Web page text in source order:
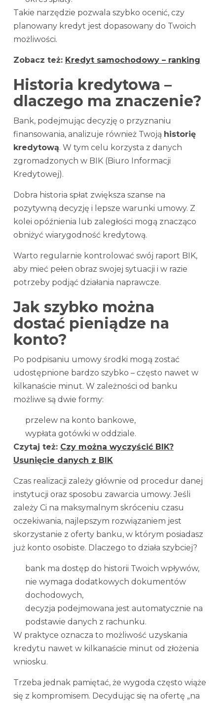
Takie narzędzie pozwala szybko ocenić, czy
planowany kredyt jest dopasowany do Twoich
możliwości.
Zobacz też: Kredyt samochodowy – ranking
Historia kredytowa –
dlaczego ma znaczenie?
Bank, podejmując decyzję o przyznaniu
finansowania, analizuje również Twoją historię
kredytową. W tym celu korzysta z danych
zgromadzonych w BIK (Biuro Informacji
Kredytowej).
Dobra historia spłat zwiększa szanse na
pozytywną decyzję i lepsze warunki umowy. Z
kolei opóźnienia lub zaległości mogą znacząco
obniżyć wiarygodność kredytową.
Warto regularnie kontrolować swój raport BIK,
aby mieć pełen obraz swojej sytuacji i w razie
potrzeby podjąć działania naprawcze.
Jak szybko można
dostać pieniądze na
konto?
Po podpisaniu umowy środki mogą zostać
udostępnione bardzo szybko – często nawet w
kilkanaście minut. W zależności od banku
możliwe są dwie formy:
przelew na konto bankowe,
wypłata gotówki w oddziale.
Czytaj też: Czy można wyczyścić BIK?
Usunięcie danych z BIK
Czas realizacji zależy głównie od procedur danej
instytucji oraz sposobu zawarcia umowy. Jeśli
zależy Ci na maksymalnym skróceniu czasu
oczekiwania, najlepszym rozwiązaniem jest
skorzystanie z oferty banku, w którym posiadasz
już konto osobiste. Dlaczego to działa szybciej?
bank ma dostęp do historii Twoich wpływów,
nie wymaga dodatkowych dokumentów
dochodowych,
decyzja podejmowana jest automatycznie na
podstawie danych z rachunku.
W praktyce oznacza to możliwość uzyskania
kredytu nawet w kilkanaście minut od złożenia
wniosku.
Trzeba jednak pamiętać, że wygoda często wiąże
się z kompromisem. Decydując się na ofertę „na